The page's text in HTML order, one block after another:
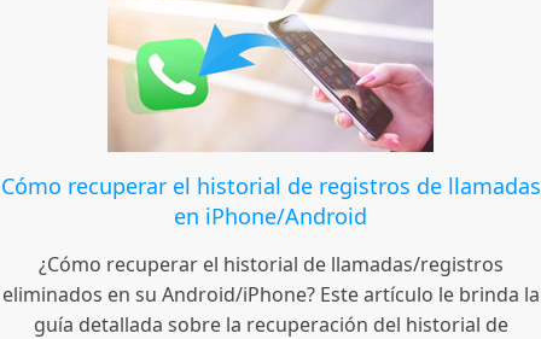
Cómo recuperar el historial de registros de llamadas
en iPhone/Android
¿Cómo recuperar el historial de llamadas/registros
eliminados en su Android/iPhone? Este artículo le brinda la
guía detallada sobre la recuperación del historial de